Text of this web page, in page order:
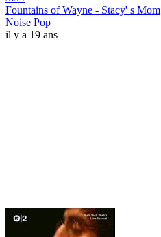
Fountains of Wayne - Stacy' s Mom
Noise Pop
il y a 19 ans